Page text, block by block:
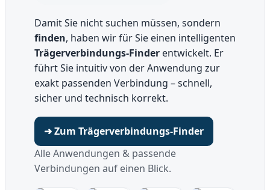
Damit Sie nicht suchen müssen, sondern
finden, haben wir für Sie einen intelligenten
Trägerverbindungs-Finder entwickelt. Er
führt Sie intuitiv von der Anwendung zur
exakt passenden Verbindung – schnell,
sicher und technisch korrekt.
➜ Zum Trägerverbindungs-Finder
Alle Anwendungen & passende
Verbindungen auf einen Blick.